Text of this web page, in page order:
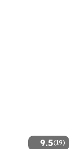
9.5(19)